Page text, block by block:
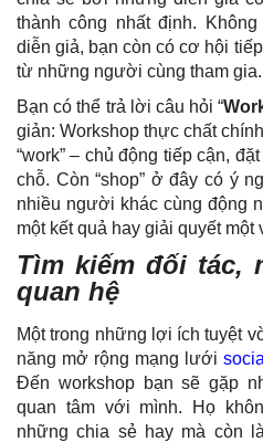
thành công nhất định.
diễn giả, bạn còn có cơ hội
từ những người cùng tham gia.
Bạn có thể trả lời câu hỏi “
giản: Workshop thực chất chính
“work” – chủ động tiếp cận,
chỗ. Còn “shop” ở đây có ý
nhiều người khác cùng động
một kết quả hay giải quyết một
Tìm kiếm đối tác,
quan hệ
Một trong những lợi ích tuyệt
năng mở rộng mạng lưới
Đến workshop bạn sẽ gặp
quan tâm với mình. Họ
những chia sẻ hay mà còn